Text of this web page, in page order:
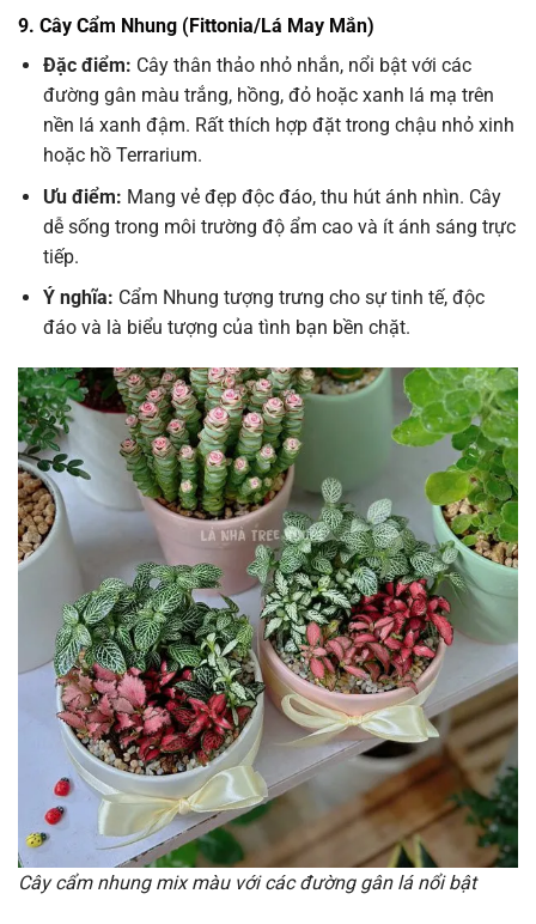
9. Cây Cẩm Nhung (Fittonia/Lá May Mắn)
Đặc điểm: Cây thân thảo nhỏ nhắn, nổi bật với các
đường gân màu trắng, hồng, đỏ hoặc xanh lá mạ trên
nền lá xanh đậm. Rất thích hợp đặt trong chậu nhỏ xinh
hoặc hồ Terrarium.
Ưu điểm: Mang vẻ đẹp độc đáo, thu hút ánh nhìn. Cây
dễ sống trong môi trường độ ẩm cao và ít ánh sáng trực
tiếp.
Ý nghĩa: Cẩm Nhung tượng trưng cho sự tinh tế, độc
đáo và là biểu tượng của tình bạn bền chặt.
Cây cẩm nhung mix màu với các đường gân lá nổi bật